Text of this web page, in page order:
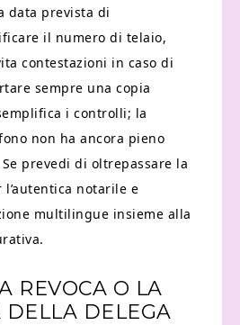
data prevista di
il numero di telaio,
contestazioni in caso di
sempre una copia
i controlli; la
non ha ancora pieno
prevedi di oltrepassare la
notarile e
multilingue insieme alla
REVOCA O LA
DELLA DELEGA